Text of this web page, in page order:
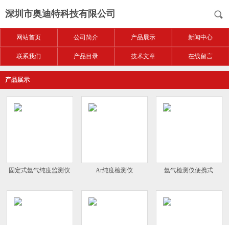
深圳市奥迪特科技有限公司
网站首页 公司简介 产品展示 新闻中心
联系我们 产品目录 技术文章 在线留言
产品展示
固定式氩气纯度监测仪 Ar纯度检测仪 氩气检测仪便携式